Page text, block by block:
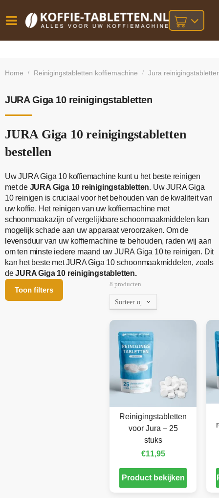
besteld,
bij orders
Home / Reinigingstabletten koffiemachine / Jura
JURA Giga 10 reinigingstabletten
JURA Giga 10 reinigingstabletten
bestellen
Uw JURA Giga 10 koffiemachine kunt u het beste reinigen
met de JURA Giga 10 reinigingstabletten. Uw JURA Giga
10 reinigen is cruciaal voor het behouden van de kwaliteit van
uw koffie. Het reinigen van uw koffiemachine met
schoonmaakazijn of vergelijkbare schoonmaakmiddelen kan
mogelijk schade aan uw apparaat veroorzaken. Om de
levensduur van uw koffiemachine te behouden, raden wij aan
om ten minste iedere maand uw JURA Giga 10 te reinigen. Dit
kan het beste met JURA Giga 10 schoonmaakmiddelen, zoals
deJURA Giga 10 reinigingstabletten.
Toon filters
8 producten
Reinigingstabletten
voor Jura – 25
stuks
€11,95
Product bekijken